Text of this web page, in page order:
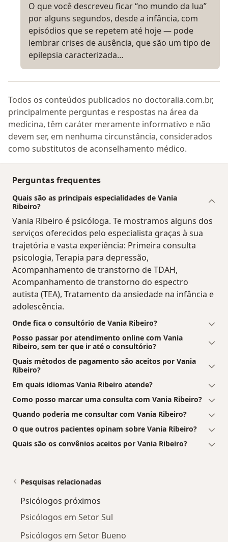
O que você descreveu ficar “no mundo da lua”
por alguns segundos, desde a infância, com
episódios que se repetem até hoje — pode
lembrar crises de ausência, que são um tipo de
epilepsia caracterizada…
Todos os conteúdos publicados no doctoralia.com.br,
principalmente perguntas e respostas na área da
medicina, têm caráter meramente informativo e não
devem ser, em nenhuma circunstância, considerados
como substitutos de aconselhamento médico.
Perguntas frequentes
Quais são as principais especialidades de Vania
Ribeiro?
Vania Ribeiro é psicóloga. Te mostramos alguns dos
serviços oferecidos pelo especialista graças à sua
trajetória e vasta experiência: Primeira consulta
psicologia, Terapia para depressão,
Acompanhamento de transtorno de TDAH,
Acompanhamento de transtorno do espectro
autista (TEA), Tratamento da ansiedade na infância e
adolescência.
Onde fica o consultório de Vania Ribeiro?
Posso passar por atendimento online com Vania
Ribeiro, sem ter que ir até o consultório?
Quais métodos de pagamento são aceitos por Vania
Ribeiro?
Em quais idiomas Vania Ribeiro atende?
Como posso marcar uma consulta com Vania Ribeiro?
Quando poderia me consultar com Vania Ribeiro?
O que outros pacientes opinam sobre Vania Ribeiro?
Quais são os convênios aceitos por Vania Ribeiro?
Pesquisas relacionadas
Psicólogos próximos
Psicólogos em Setor Sul
Psicólogos em Setor Bueno